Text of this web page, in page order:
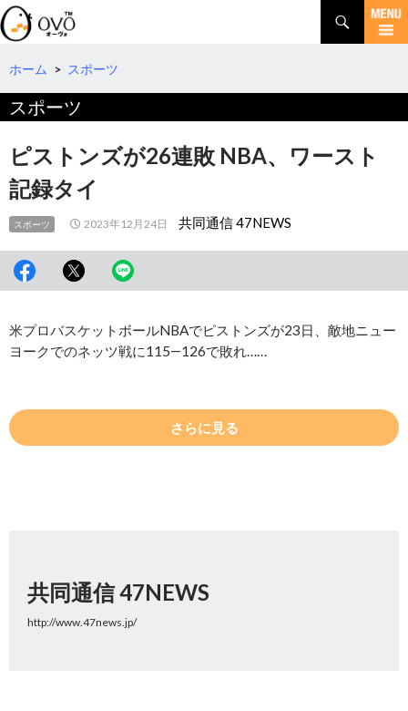
検
索
コ
テ
へ
ホーム > スポーツ
スポーツ
ピストンズが26連敗 NBA、ワースト
記録タイ
スポーツ 2023年12月24日 共同通信 47NEWS
米プロバスケットボールNBAでピストンズが23日、敵地ニュー
ヨークでのネッツ戦に115―126で敗れ……
さらに見る
共同通信 47NEWS
http://www.47news.jp/